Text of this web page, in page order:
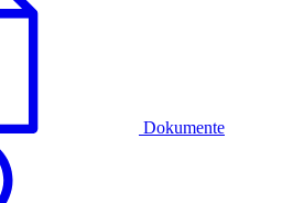
Dokumente